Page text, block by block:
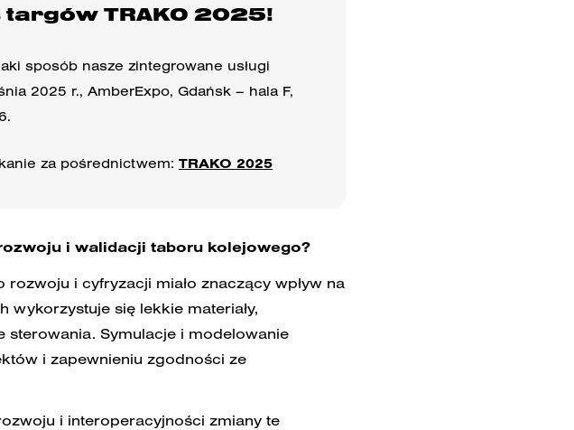
TRAKO 2025!
sposób nasze zintegrowane usługi
2025 r., AmberExpo, Gdańsk – hala F,
za pośrednictwem: TRAKO 2025
i walidacji taboru kolejowego?
i cyfryzacji miało znaczący wpływ na
się lekkie materiały,
sterowania. Symulacje i modelowanie
i zapewnieniu zgodności ze
i interoperacyjności zmiany te